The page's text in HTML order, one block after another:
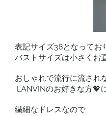
表記サイズ38となって
バストサイズは小さくお
おしゃれで流行に流され
LANVINのお好きな方💖
繊細なドレスなので